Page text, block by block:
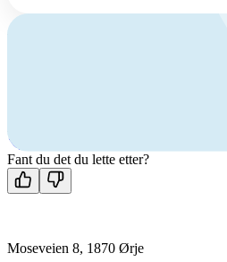
Har du spørsmål om
Kontakt oss
Fant du det du lette etter?
Moseveien 8, 1870 Ørje